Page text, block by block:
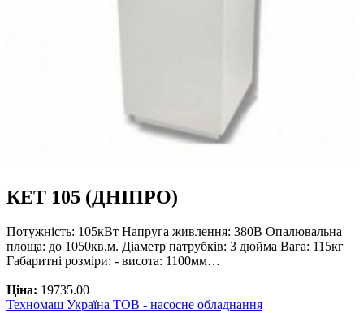
КЕТ 105 (ДНІПРО)
Потужність: 105кВт Напруга живлення: 380В Опалювальна
площа: до 1050кв.м. Діаметр патрубків: 3 дюйма Вага: 115кг
Габаритні розміри: - висота: 1100мм…
Ціна: 19735.00
Техномаш Україна ТОВ - насосне обладнання